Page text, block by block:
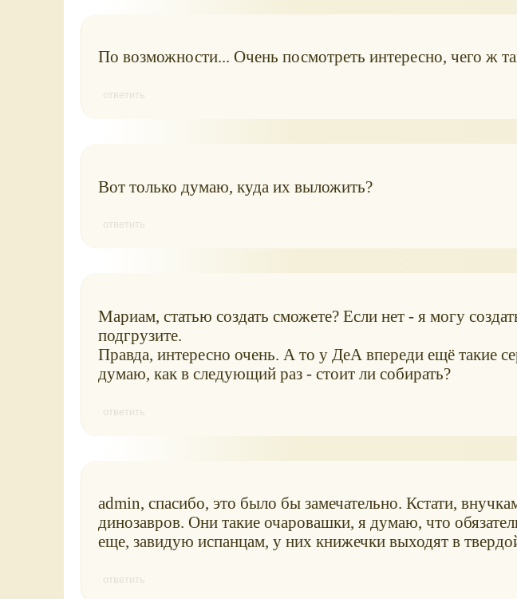
По возможности... Очень посмотреть интересно, чего ж
ответить
Вот только думаю, куда их выложить?
ответить
Мариам, статью создать сможете? Если нет - я могу
подгрузите.
Правда, интересно очень. А то у ДеА впереди ещё такие
думаю, как в следующий раз - стоит ли собирать?
ответить
admin, спасибо, это было бы замечательно. Кстати,
динозавров. Они такие очаровашки, я думаю, что
еще, завидую испанцам, у них книжечки выходят в
ответить